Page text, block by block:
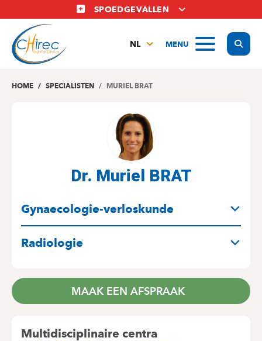
en
naar
inhoud
SPOEDGEVALLEN
MENU
NL
EN
HOME SPECIALISTEN MURIEL BRAT
Dr. Muriel BRAT
Gynaecologie-verloskunde
Radiologie
MAAK EEN AFSPRAAK
Multidisciplinaire centra